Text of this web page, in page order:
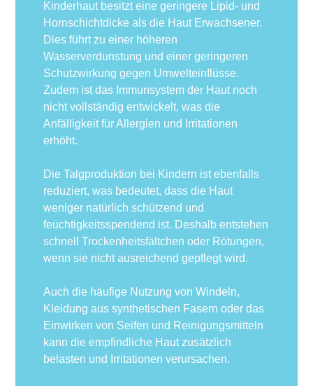
Kinderhaut besitzt eine geringere Lipid- und
Hornschichtdicke als die Haut Erwachsener.
Dies führt zu einer höheren
Wasserverdunstung und einer geringeren
Schutzwirkung gegen Umwelteinflüsse.
Zudem ist das Immunsystem der Haut noch
nicht vollständig entwickelt, was die
Anfälligkeit für Allergien und Irritationen
erhöht.
Die Talgproduktion bei Kindern ist ebenfalls
reduziert, was bedeutet, dass die Haut
weniger natürlich schützend und
feuchtigkeitsspendend ist. Deshalb entstehen
schnell Trockenheitsfältchen oder Rötungen,
wenn sie nicht ausreichend gepflegt wird.
Auch die häufige Nutzung von Windeln,
Kleidung aus synthetischen Fasern oder das
Einwirken von Seifen und Reinigungsmitteln
kann die empfindliche Haut zusätzlich
belasten und Irritationen verursachen.